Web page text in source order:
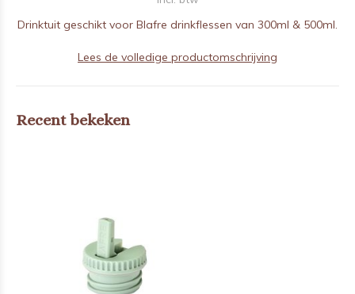
Drinktuit geschikt voor Blafre drinkflessen van 300ml & 500ml.
Lees de volledige productomschrijving
Recent bekeken